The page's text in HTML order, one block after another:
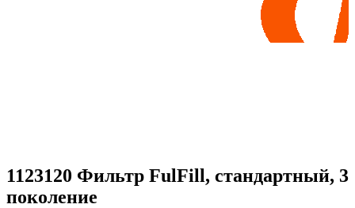
1123120 Фильтр FulFill, стандартный, 3
поколение